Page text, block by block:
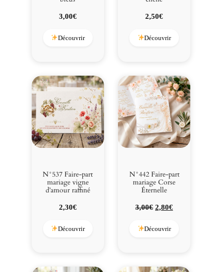
3,00€
Découvrir
2,50€
Découvrir
N°537 Faire-part
mariage vigne
d’amour raffiné
2,30€
Découvrir
N°442 Faire-part
mariage Corse
Éternelle
3,00€ Le
initial
2,80€Le
Découvrir